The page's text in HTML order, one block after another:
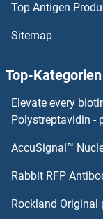
HNRNPH1 ELISA
HNRNPD/AUF1
HNRNPC ELISA
HNRNPAB ELISA
Top Antigen
Sitemap
Top-Kategorien
Elevate every
Polystreptavidin -
AccuSignal™
Rabbit RFP
Rockland Original